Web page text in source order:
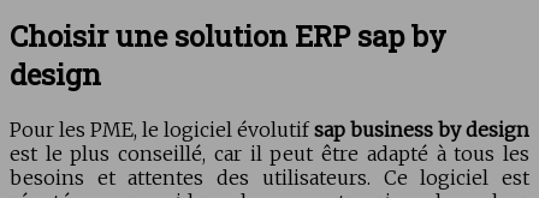
Choisir une solution ERP sap by
design
Pour les PME, le logiciel évolutifsap business by design
est le plus conseillé, car il peut être adapté à tous les
besoins et attentes des utilisateurs. Ce logiciel est